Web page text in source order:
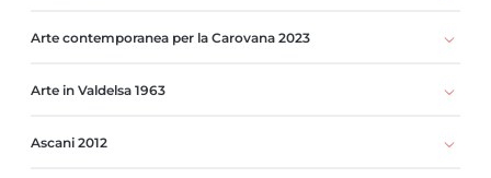
Arte contemporanea per la Carovana 2023
Arte in Valdelsa 1963
Ascani 2012